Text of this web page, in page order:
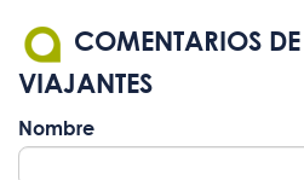
COMENTARIOS
VIAJANTES
Nombre